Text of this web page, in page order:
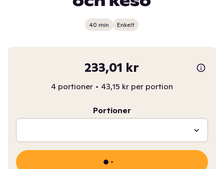
40 min Enkelt
233,01 kr
4 portioner • 43,15 kr per portion
Portioner